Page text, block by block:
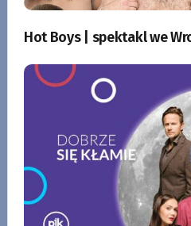
Hot Boys | spektakl we